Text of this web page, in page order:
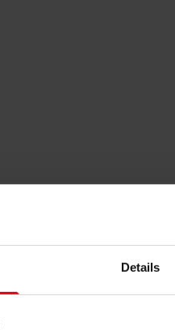
Details